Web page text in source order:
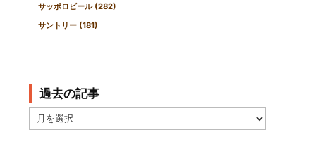
サッポロビール (282)
サントリー (181)
過去の記事
去